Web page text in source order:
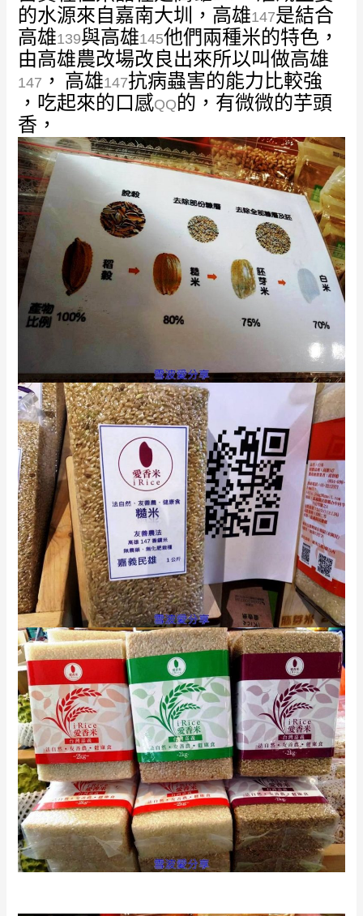
的水源來自嘉南大圳，高雄147是結合
高雄139與高雄145他們兩種米的特色，
由高雄農改場改良出來所以叫做高雄
147 ， 高雄147抗病蟲害的能力比較強
，吃起來的口感QQ的，有微微的芋頭
香，